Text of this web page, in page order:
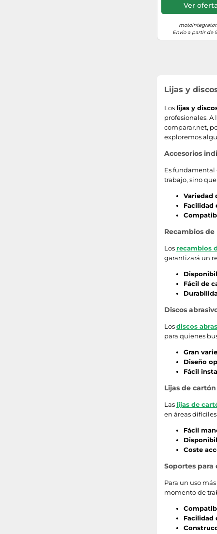
Ver
Envío a partir de
Lijas y
Los lijas y
profesionales.
comparar.net,
exploremos
Accesorios
Es fundamental
trabajo, sino
Variedad
Facilidad
Recambios
Los recambios
garantizará un
Fácil de
Discos
Losdiscos
para quienes
Gran
Diseño
Fácil
Lijas de
Las lijas de
en áreas
Fácil
Coste
Soportes para
Para un uso
momento de
Facilidad